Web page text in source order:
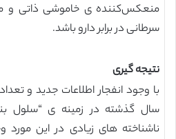
منعکس‌کننده ی خاموشی ذاتی و
سرطانی در برابر دارو باشد.
نتیجه گیری
با وجود انفجار اطلاعات جدید و
سال گذشته در زمینه ی “سلول
ناشناخته های زیادی در این